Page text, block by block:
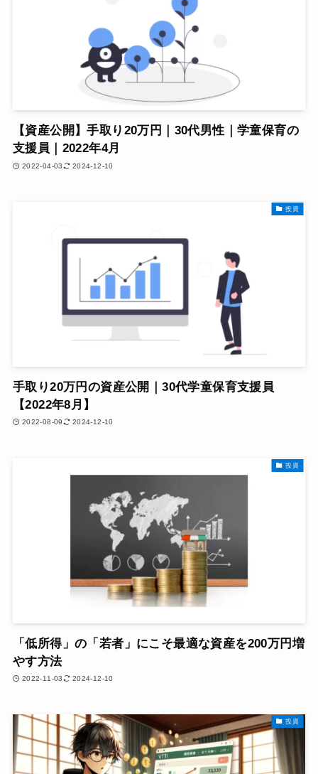
【資産公開】手取り20万円｜30代男性｜学童保育の
支援員｜2022年4月
2022-04-03 2024-12-10
投資
手取り20万円の資産公開｜30代学童保育支援員
【2022年8月】
2022-08-09 2024-12-10
投資
「低所得」の「若者」にこそ最適な資産を200万円増
やす方法
2022-11-03 2024-12-10
投資